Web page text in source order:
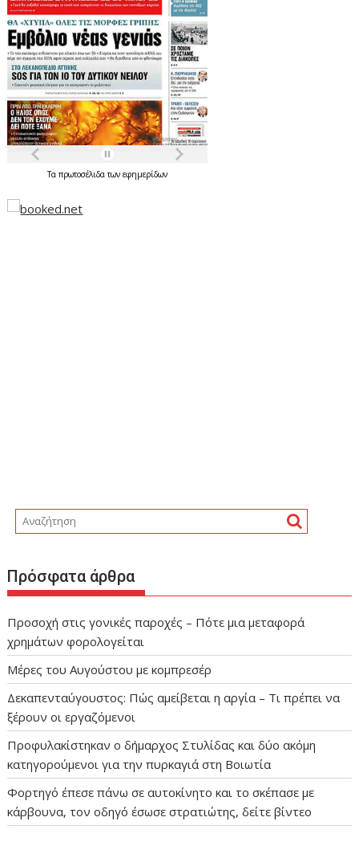
Ταπρωτοσέλιδατωνεφημερίδων
Πρόσφατα άρθρα
Προσοχή στις γονικές παροχές – Πότε μια μεταφορά
χρημάτων φορολογείται
Μέρες του Αυγούστου με κομπρεσέρ
Δεκαπενταύγουστος: Πώς αμείβεται η αργία – Τι πρέπει να
ξέρουν οι εργαζόμενοι
Προφυλακίστηκαν ο δήμαρχος Στυλίδας και δύο ακόμη
κατηγορούμενοι για την πυρκαγιά στη Βοιωτία
Φορτηγό έπεσε πάνω σε αυτοκίνητο και το σκέπασε με
κάρβουνα, τον οδηγό έσωσε στρατιώτης, δείτε βίντεο